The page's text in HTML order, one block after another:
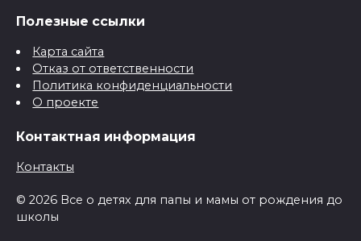
Полезные ссылки
Карта сайта
Отказ от ответственности
Политика конфиденциальности
О проекте
Контактная информация
Контакты
© 2026 Все о детях для папы и мамы от рождения до
школы